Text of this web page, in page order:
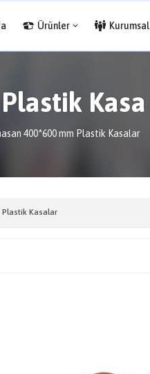
Ürünler Kurumsal
Kasa
400*600 mm Plastik Kasalar
Kasalar